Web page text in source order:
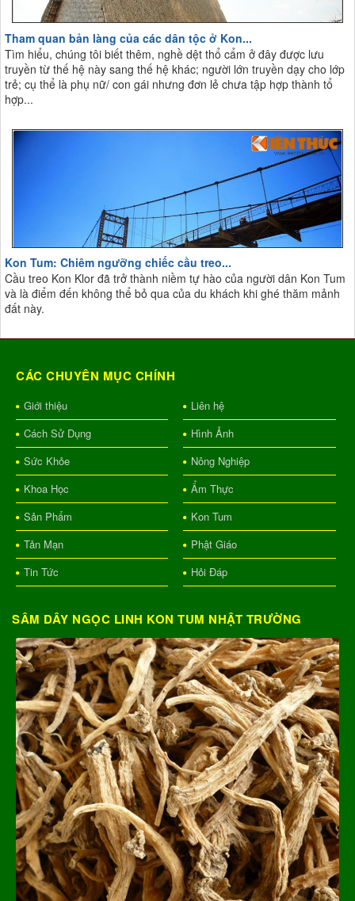
Tham quan bản làng của các dân tộc ở Kon...
Tìm hiểu, chúng tôi biết thêm, nghề dệt thổ cẩm ở đây được lưu
truyền từ thế hệ này sang thế hệ khác; người lớn truyền dạy cho lớp
trẻ; cụ thể là phụ nữ/ con gái nhưng đơn lẻ chưa tập hợp thành tổ
hợp...
Kon Tum: Chiêm ngưỡng chiếc cầu treo...
Cầu treo Kon Klor đã trở thành niềm tự hào của người dân Kon Tum
và là điểm đến không thể bỏ qua của du khách khi ghé thăm mảnh
đất này.
CÁC CHUYÊN MỤC CHÍNH
Giới thiệu
Liên hệ
Cách Sử Dụng
Hình Ảnh
Sức Khỏe
Nông Nghiệp
Khoa Học
Ẩm Thực
Sản Phẩm
Kon Tum
Tản Mạn
Phật Giáo
Tin Tức
Hỏi Đáp
SÂM DÂY NGỌC LINH KON TUM NHẬT TRƯỜNG